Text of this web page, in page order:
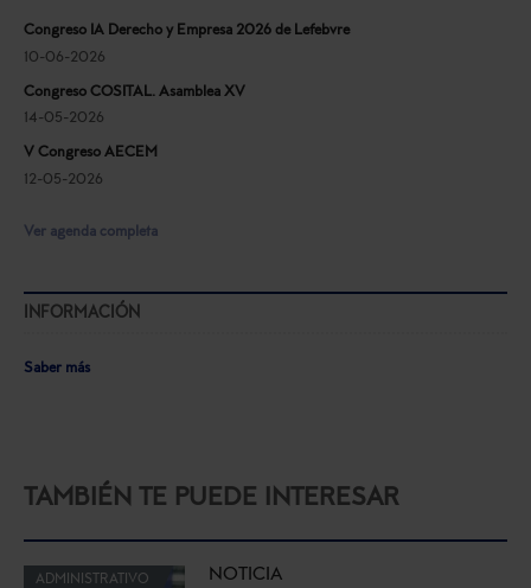
Congreso IA Derecho y Empresa 2026 de Lefebvre
10-06-2026
Congreso COSITAL. Asamblea XV
14-05-2026
V Congreso AECEM
12-05-2026
Ver agenda completa
INFORMACIÓN
Saber más
TAMBIÉN TE PUEDE INTERESAR
ADMINISTRATIVO
NOTICIA